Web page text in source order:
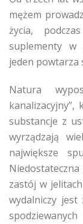
mężem
życia,
suplementy w
jeden powtarza
Natura
substancje z
wyrządzają
największe
zastój w
wydalniczy